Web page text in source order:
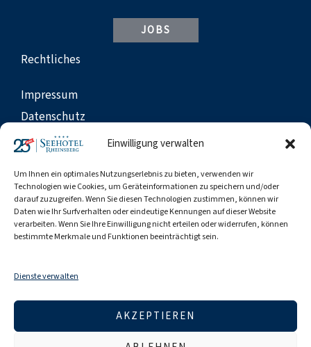
Einwilligung verwalten
Um Ihnen ein optimales Nutzungserlebnis zu bieten, verwenden wir
Technologien wie Cookies, um Geräteinformationen zu speichern und/oder
darauf zuzugreifen. Wenn Sie diesen Technologien zustimmen, können wir
Daten wie Ihr Surfverhalten oder eindeutige Kennungen auf dieser Website
verarbeiten. Wenn Sie Ihre Einwilligung nicht erteilen oder widerrufen, können
bestimmte Merkmale und Funktionen beeinträchtigt sein.
Dienste verwalten
AKZEPTIEREN
JOBS
Rechtliches
Impressum
Datenschutz
Cookies
Barrierefreiheit
Meldestellen
Reiseschutz
Newsletter anmelden und nichts mehr verpassen.
JETZT ANMELDEN